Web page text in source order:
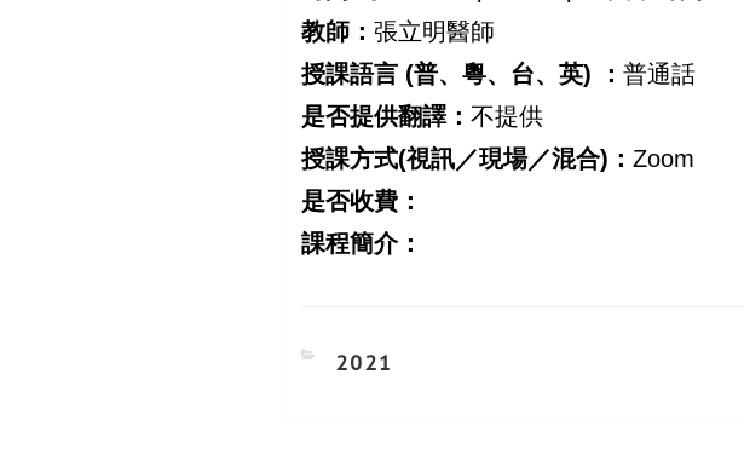
教師：張立明醫師
授課語言 (普、粵、台、英) ：普通話
是否提供翻譯：不提供
授課方式(視訊／現場／混合)：Zoom
是否收費：
課程簡介：
CATEGORIES
2021